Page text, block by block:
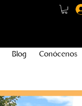
Blog Conócenos